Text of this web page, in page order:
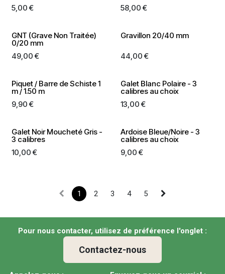
5,00€
58,00€
GNT (Grave Non Traitée)
0/20 mm
49,00€
Gravillon 20/40 mm
44,00€
Piquet / Barre de Schiste 1
m / 1.50 m
9,90€
Galet Blanc Polaire - 3
calibres au choix
13,00€
Galet Noir Moucheté Gris -
3 calibres
10,00€
Ardoise Bleue/Noire - 3
calibres au choix
9,00€
1 2 3 4 5
Pour nous contacter, utilisez de préférence l'onglet :
Contactez-nous